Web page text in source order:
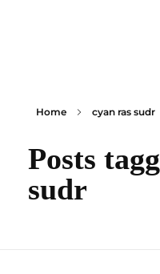
Home cyan ras sudr
Posts
sudr